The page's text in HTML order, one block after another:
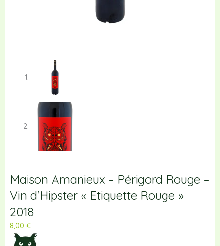
Maison Amanieux – Périgord Rouge –
Vin d’Hipster « Etiquette Rouge »
2018
8,00 €